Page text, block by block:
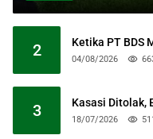
2 Ketika PT BDS
04/08/2026
3 Kasasi Ditolak,
18/07/2026 511